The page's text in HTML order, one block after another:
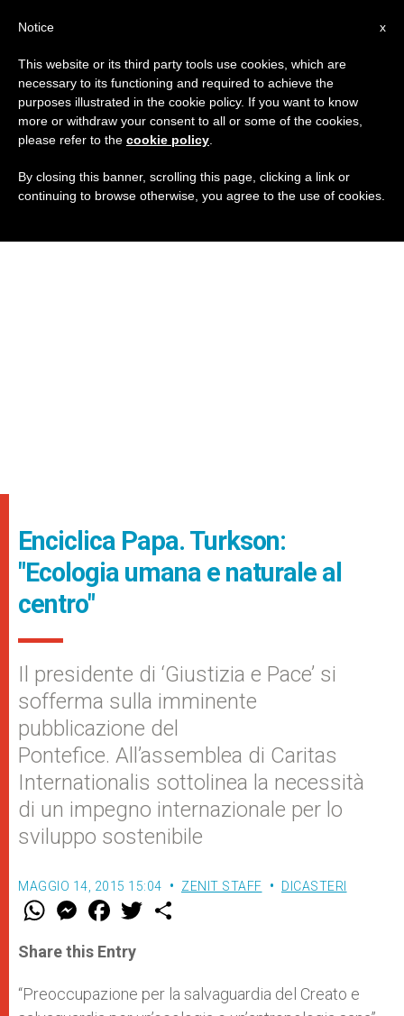
Enciclica Papa. Turkson:
"Ecologia umana e naturale al
centro"
Il presidente di ‘Giustizia e Pace’ si
sofferma sulla imminente
pubblicazione del
Pontefice. All’assemblea di Caritas
Internationalis sottolinea la necessità
di un impegno internazionale per lo
sviluppo sostenibile
MAGGIO 14, 2015 15:04 ZENIT STAFF DICASTERI
W
t
s
p
p
M
e
s
e
g
e
F
a
e
b
o
k
w
r
Share this Entry
“Preoccupazione per la salvaguardia del Creato e
x
Notice
This website or its third party tools use cookies, which are
necessary to its functioning and required to achieve the
purposes illustrated in the cookie policy. If you want to know
more or withdraw your consent to all or some of the cookies,
please refer to the cookie policy
By closing this banner, scrolling this page, clicking a link or
continuing to browse otherwise, you agree to the use of cookies.